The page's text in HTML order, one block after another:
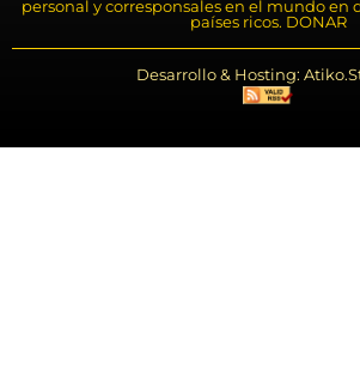
personal y corresponsales en el mundo en
países ricos. DONAR
Desarrollo & Hosting: